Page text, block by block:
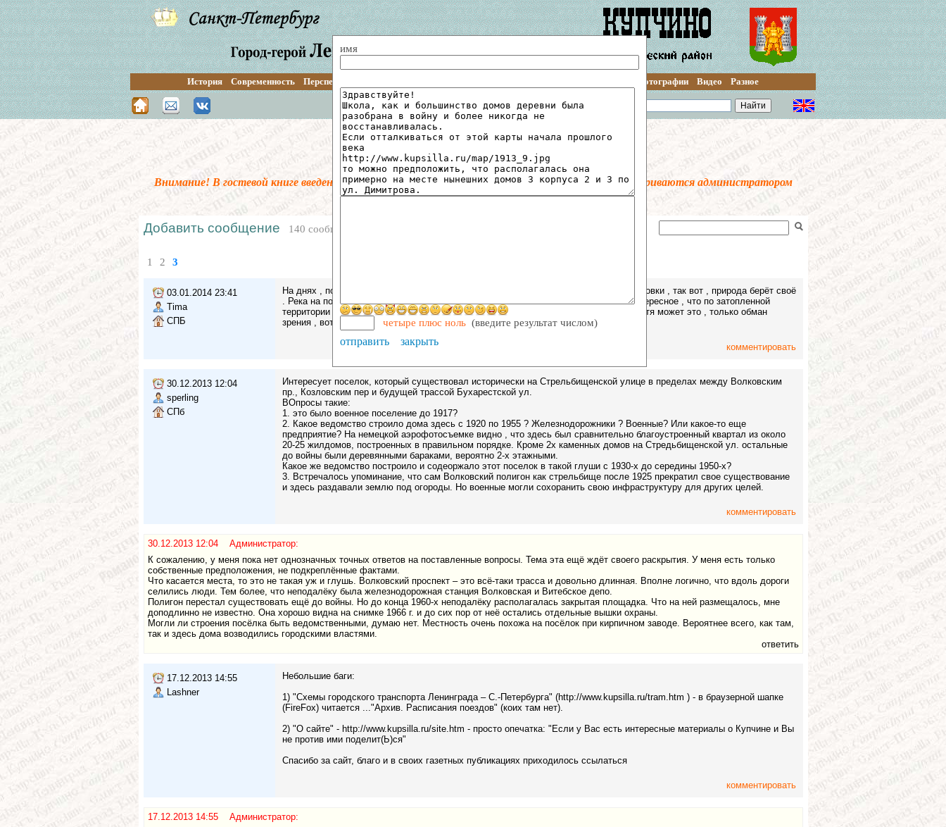
История Современность Перспективы Фотографии Видео Разное
Поиск по сайту
Гостевая книга
Внимание! В гостевой книге введена предмодерация. Все сообщения перед публикацией просматриваются администратором
имя
четыре плюс ноль (введите результат числом)
отправить закрыть
Добавить сообщение 140 сообщений
1 2 3
03.01.2014 23:41
Tima
СПБ
На днях , побывал в парке Воинов-интернационалистов ,посмотрел на старицу Волковки , так вот , природа берёт своё
. Река на повороте , превращается в полноценный розлив , или пойму . А самое интересное , что по затопленной
территории чётко просматривается засыпанное русло (вернее его направление ). Хотя может это , только обман
зрения , вот ...
комментировать
30.12.2013 12:04
sperling
СПб
Интересует поселок, который существовал исторически на Стрельбищенской улице в пределах между Волковским
пр., Козловским пер и будущей трассой Бухарестской ул.
ВОпросы такие:
1. это было военное поселение до 1917?
2. Какое ведомство строило дома здесь с 1920 по 1955 ? Железнодорожники ? Военные? Или какое-то еще
предприятие? На немецкой аэрофотосъемке видно , что здесь был сравнительно благоустроенный квартал из около
20-25 жилдомов, построенных в правильном порядке. Кроме 2х каменных домов на Стредьбищенской ул. остальные
до войны были деревянными бараками, вероятно 2-х этажными.
Какое же ведомство построило и содеоржало этот поселок в такой глуши с 1930-х до середины 1950-х?
3. Встречалось упоминание, что сам Волковский полигон как стрельбище после 1925 прекратил свое существование
и здесь раздавали землю под огороды. Но военные могли сохоранить свою инфраструктуру для других целей.
комментировать
30.12.2013 12:04 Администратор:
К сожалению, у меня пока нет однозначных точных ответов на поставленные вопросы. Тема эта ещё ждёт своего раскрытия. У меня есть только
собственные предположения, не подкреплённые фактами.
Что касается места, то это не такая уж и глушь. Волковский проспект – это всё-таки трасса и довольно длинная. Вполне логично, что вдоль дороги
селились люди. Тем более, что неподалёку была железнодорожная станция Волковская и Витебское депо.
Полигон перестал существовать ещё до войны. Но до конца 1960-х неподалёку располагалась закрытая площадка. Что на ней размещалось, мне
доподлинно не известно. Она хорошо видна на снимке 1966 г. и до сих пор от неё остались отдельные вышки охраны.
Могли ли строения посёлка быть ведомственными, думаю нет. Местность очень похожа на посёлок при кирпичном заводе. Вероятнее всего, как там,
так и здесь дома возводились городскими властями.
ответить
17.12.2013 14:55
Lashner
Небольшие баги:
1) "Схемы городского транспорта Ленинграда – С.-Петербурга" (http://www.kupsilla.ru/tram.htm ) - в браузерной шапке
(FireFox) читается ..."Архив. Расписания поездов" (коих там нет).
2) "О сайте" - http://www.kupsilla.ru/site.htm - просто опечатка: "Если у Вас есть интересные материалы о Купчине и Вы
не против ими поделит(Ь)ся"
Спасибо за сайт, благо и в своих газетных публикациях приходилось ссылаться
комментировать
17.12.2013 14:55 Администратор: